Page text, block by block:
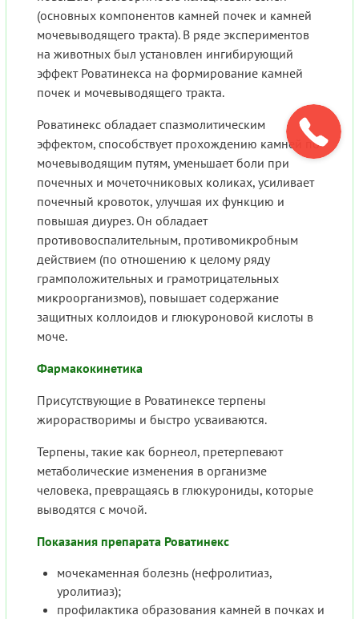
(основных компонентов камней почек и камней
мочевыводящего тракта). В ряде экспериментов
на животных был установлен ингибирующий
эффект Роватинекса на формирование камней
почек и мочевыводящего тракта.
Роватинекс обладает спазмолитическим
эффектом, способствует прохождению камней по
мочевыводящим путям, уменьшает боли при
почечных и мочеточниковых коликах, усиливает
почечный кровоток, улучшая их функцию и
повышая диурез. Он обладает
противовоспалительным, противомикробным
действием (по отношению к целому ряду
грамположительных и грамотрицательных
микроорганизмов), повышает содержание
защитных коллоидов и глюкуроновой кислоты в
моче.
Фармакокинетика
Присутствующие в Роватинексе терпены
жирорастворимы и быстро усваиваются.
Терпены, такие как борнеол, претерпевают
метаболические изменения в организме
человека, превращаясь в глюкурониды, которые
выводятся с мочой.
Показания препарата Роватинекс
мочекаменная болезнь (нефролитиаз,
уролитиаз);
профилактика образования камней в почках и